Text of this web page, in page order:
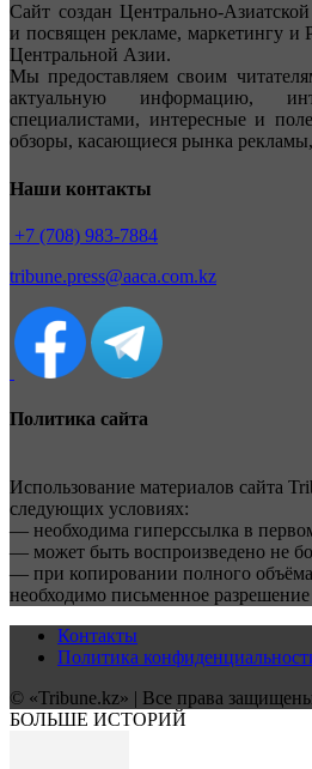
Сайт создан Центрально-
и посвящен рекламе, маркетингу и
Центральной Азии.
Мы предоставляем своим
актуальную информацию,
специалистами, интересные и
обзоры, касающиеся рынка
Наши контакты
+7 (708) 983-7884
tribune.press@aaca.com.kz
Политика сайта
Использование материалов сайта
следующих условиях:
— необходима гиперссылка в
— может быть воспроизведено не
— при копировании полного объёма
необходимо письменное
Контакты
Политика
© «Tribune.kz» | Все права
БОЛЬШЕ ИСТОРИЙ